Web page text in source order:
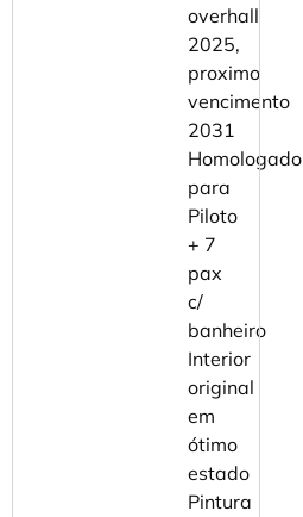
overhall
2025,
proximo
vencimento
2031
⁠Homologado
para
Piloto
+ 7
pax
c/
banheiro
⁠Interior
original
em
ótimo
estado
⁠Pintura